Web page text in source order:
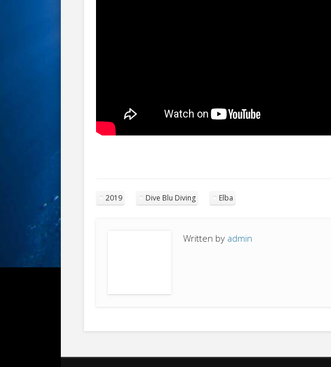
2019 Dive Blu Diving Elba
Written by admin